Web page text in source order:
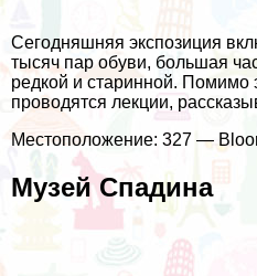
Сегодняшняя экспозиция
тысяч пар обуви, большая
редкой и старинной. Помимо
проводятся лекции,
Местоположение: 327 —
Музей Спадина